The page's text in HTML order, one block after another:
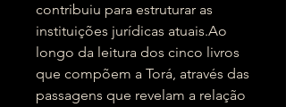
contribuiu para estruturar as
instituições jurídicas atuais.Ao
longo da leitura dos cinco livros
que compõem a Torá, através das
passagens que revelam a relação